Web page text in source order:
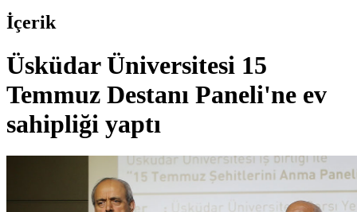
İçerik
Üsküdar Üniversitesi 15
Temmuz Destanı Paneli'ne ev
sahipliği yaptı